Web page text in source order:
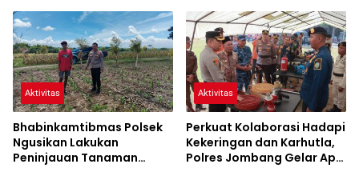
Aktivitas
Bhabinkamtibmas Polsek
Ngusikan Lakukan
Peninjauan Tanaman
Aktivitas
Perkuat Kolaborasi Hadapi
Kekeringan dan Karhutla,
Polres Jombang Gelar Apel